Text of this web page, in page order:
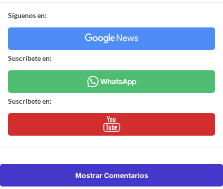
Síguenos en:
Suscríbete en:
Suscríbete en:
Mostrar Comentarios